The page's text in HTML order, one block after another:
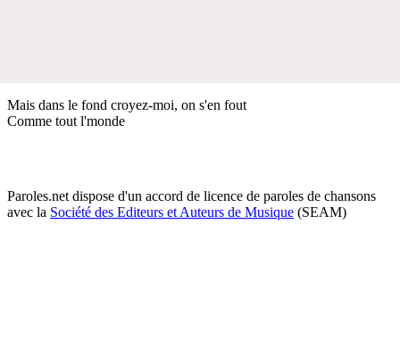
Mais dans le fond croyez-moi, on s'en fout
Comme tout l'monde
Paroles.net dispose d'un accord de licence de paroles de chansons
avec la Société des Editeurs et Auteurs de Musique (SEAM)